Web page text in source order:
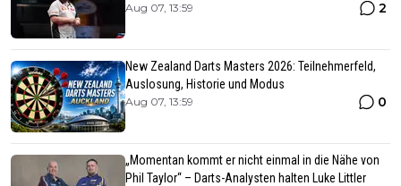
Aug 07, 13:59 2
New Zealand Darts Masters 2026: Teilnehmerfeld,
Auslosung, Historie und Modus
Aug 07, 13:59 0
„Momentan kommt er nicht einmal in die Nähe von
Phil Taylor“ – Darts-Analysten halten Luke Littler